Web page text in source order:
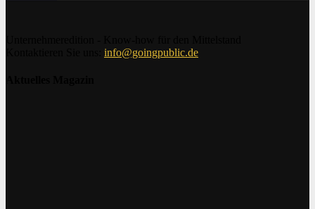
info@goingpublic.de